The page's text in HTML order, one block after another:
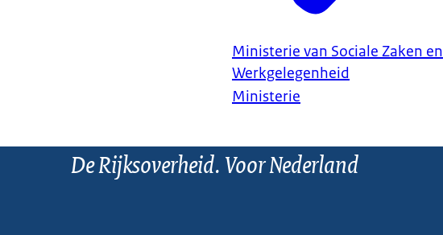
Ministerie van Sociale Zaken en
Werkgelegenheid
Ministerie
De Rijksoverheid. Voor Nederland